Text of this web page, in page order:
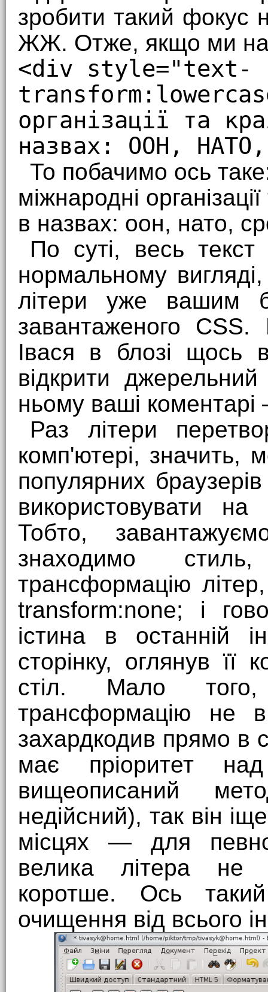
зробити такий фокус
ЖЖ. Отже, якщо ми
<div style="text-
організації та
назвах: ООН,
То побачимо ось
міжнародні
в назвах: оон, нато,
По суті, весь текст
нормальному
літери уже вашим
завантаженого
Івася в блозі щось
відкрити
ньому ваші
Раз літери
комп'ютері, значить,
популярних
використовувати
Тобто,
знаходимо
трансформацію
transform:none; і
істина в останній
сторінку, оглянув
стіл. Мало
трансформацію не
захардкодив прямо в
має пріоритет
вищеописаний
недійсний), так він
місцях — для
велика літера не
коротше. Ось
очищення від всього